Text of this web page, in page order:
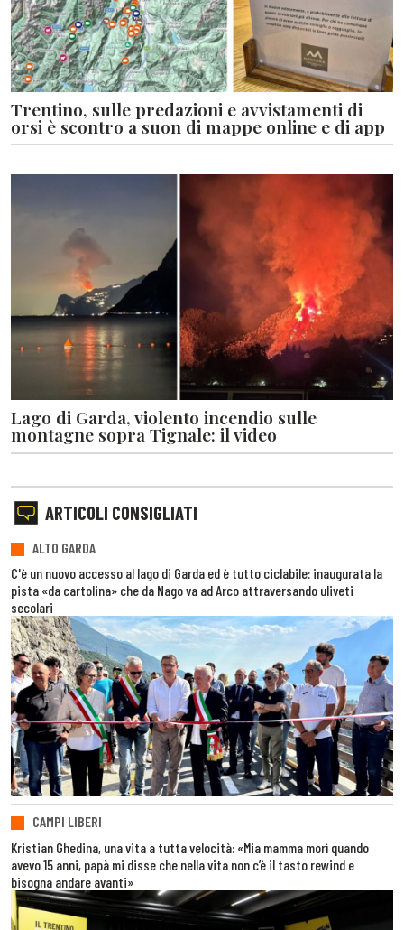
Trentino, sulle predazioni e avvistamenti di
orsi è scontro a suon di mappe online e di app
Lago di Garda, violento incendio sulle
montagne sopra Tignale: il video
ARTICOLI CONSIGLIATI
ALTO GARDA
C'è un nuovo accesso al lago di Garda ed è tutto ciclabile: inaugurata la
pista «da cartolina» che da Nago va ad Arco attraversando uliveti
secolari
CAMPI LIBERI
Kristian Ghedina, una vita a tutta velocità: «Mia mamma morì quando
avevo 15 anni, papà mi disse che nella vita non c’è il tasto rewind e
bisogna andare avanti»